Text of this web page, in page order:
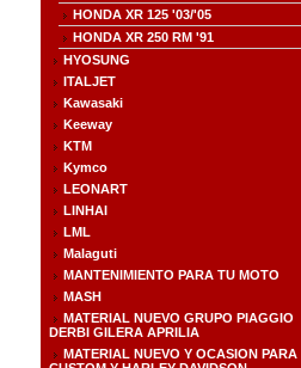
HONDA XR 125 '03/'05
HONDA XR 250 RM '91
HYOSUNG
ITALJET
Kawasaki
Keeway
KTM
Kymco
LEONART
LINHAI
LML
Malaguti
MANTENIMIENTO PARA TU MOTO
MASH
MATERIAL NUEVO GRUPO PIAGGIO
DERBI GILERA APRILIA
MATERIAL NUEVO Y OCASION PARA